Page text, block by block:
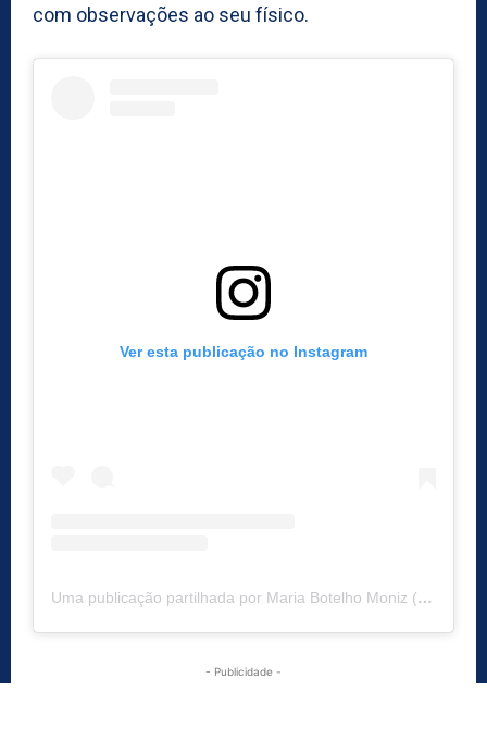
com observações ao seu físico.
Ver esta publicação no Instagram
Uma publicação partilhada por Maria Botelho Moniz (@mariabotelhomoniz)
- Publicidade -